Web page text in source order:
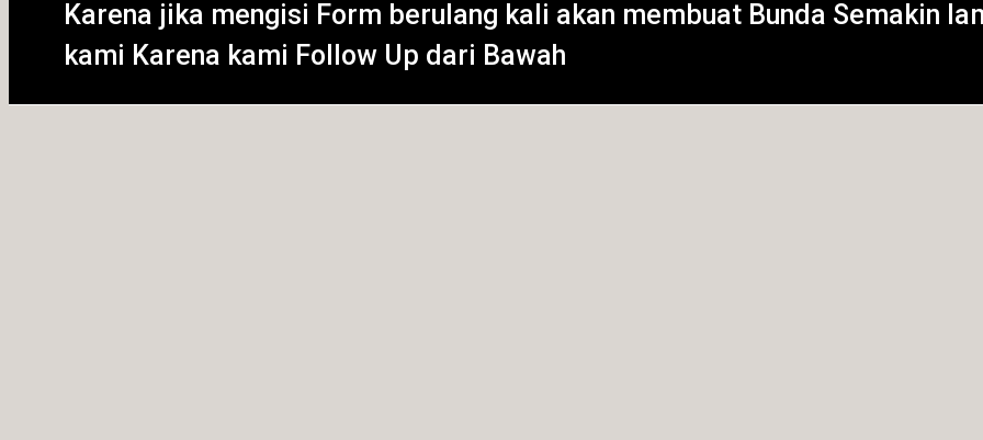
Karena jika mengisi Form berulang kali akan membuat Bunda Semakin
kami Karena kami Follow Up dari Bawah